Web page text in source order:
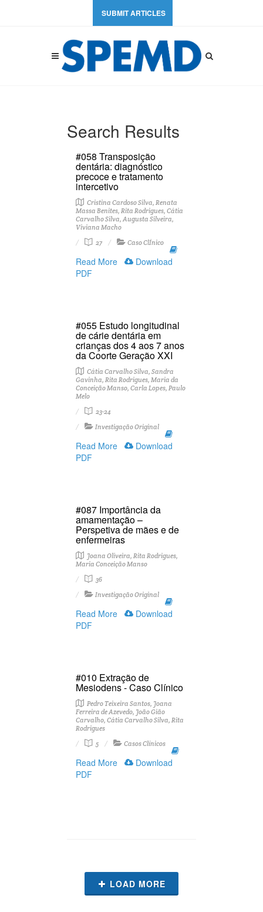
SUBMIT ARTICLES
Search Results
#058 Transposição
dentária: diagnóstico
precoce e tratamento
intercetivo
Cristina Cardoso Silva, Renata
Massa Benites, Rita Rodrigues, Cátia
Carvalho Silva, Augusta Silveira,
Viviana Macho
27
Caso ClÍnico
Read More
Download
PDF
#055 Estudo longitudinal
de cárie dentária em
crianças dos 4 aos 7 anos
da Coorte Geração XXI
Cátia Carvalho Silva, Sandra
Gavinha, Rita Rodrigues, Maria da
Conceição Manso, Carla Lopes, Paulo
Melo
23-24
Investigação Original
Read More
Download
PDF
#087 Importância da
amamentação –
Perspetiva de mães e de
enfermeiras
Joana Oliveira, Rita Rodrigues,
Maria Conceição Manso
36
Investigação Original
Read More
Download
PDF
#010 Extração de
Mesiodens - Caso Clínico
Pedro Teixeira Santos, Joana
Ferreira de Azevedo, João Gião
Carvalho, Cátia Carvalho Silva, Rita
Rodrigues
5
Casos Clínicos
Read More
Download
PDF
LOAD MORE